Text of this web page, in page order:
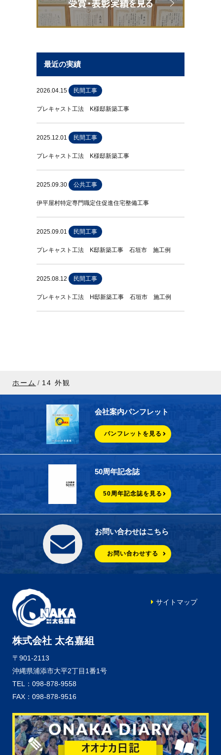
最近の実績
2026.04.15 民間工事
プレキャスト工法 K様邸新築工事
2025.12.01 民間工事
プレキャスト工法 K様邸新築工事
2025.09.30 公共工事
伊平屋村特定専門職定住促進住宅整備工事
2025.09.01 民間工事
プレキャスト工法 K邸新築工事 石垣市 施工例
2025.08.12 民間工事
プレキャスト工法 H邸新築工事 石垣市 施工例
ホーム 14 外観
会社案内パンフレット
パンフレットを見る
50周年記念誌
50周年記念誌を見る
お問い合わせはこちら
お問い合わせする
株式会社 太名嘉組
〒901-2113
沖縄県浦添市大平2丁目1番1号
TEL：098-878-9558
FAX：098-878-9516
サイトマップ